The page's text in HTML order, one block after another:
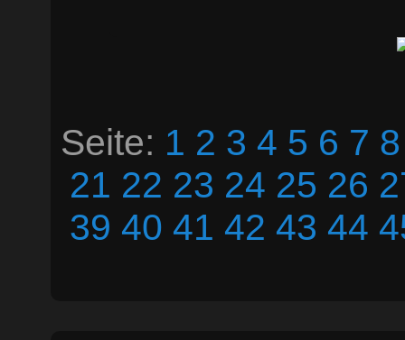
Seite: 1 2 3 4 5 6 7 8
21 22 23 24 25 26
39 40 41 42 43 44